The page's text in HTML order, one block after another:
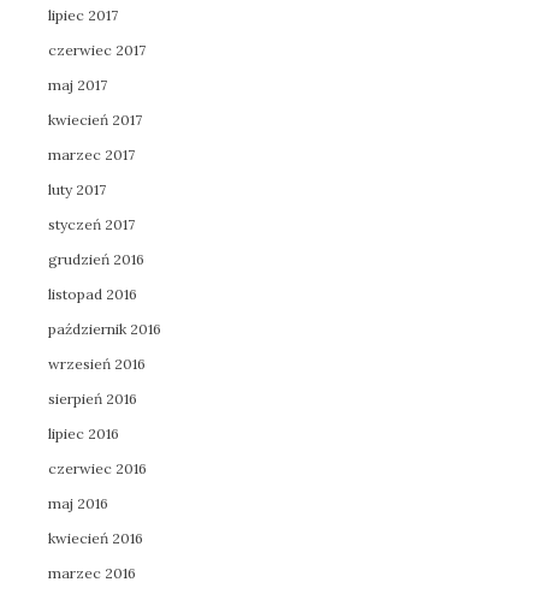
lipiec 2017
czerwiec 2017
maj 2017
kwiecień 2017
marzec 2017
luty 2017
styczeń 2017
grudzień 2016
listopad 2016
październik 2016
wrzesień 2016
sierpień 2016
lipiec 2016
czerwiec 2016
maj 2016
kwiecień 2016
marzec 2016